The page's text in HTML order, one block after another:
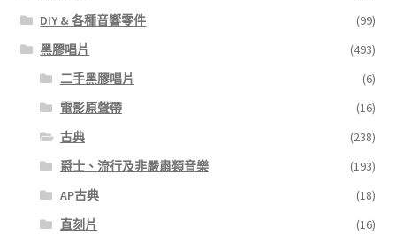
DIY & 各種音響零件
(99)
黑膠唱片
(493)
二手黑膠唱片
(6)
電影原聲帶
(16)
古典
(238)
爵士、流行及非嚴肅類音樂
(193)
AP古典
(18)
直刻片
(16)